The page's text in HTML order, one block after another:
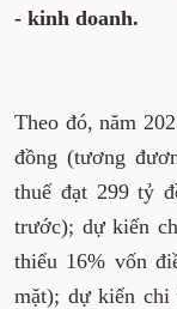
- kinh doanh.
Theo đó, năm
đồng (tương
thuế đạt 299 tỷ
trước); dự kiến
thiểu 16% vốn
mặt); dự kiến chi